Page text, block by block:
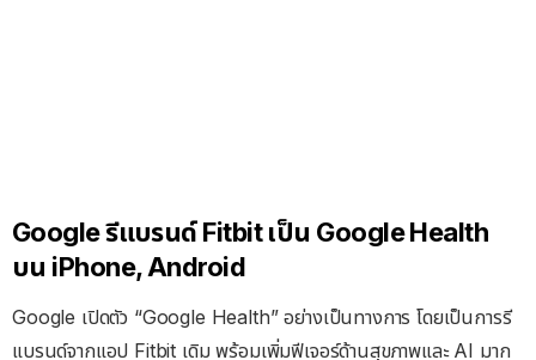
Google รีแบรนด์ Fitbit เป็น Google Health
บน iPhone, Android
Google เปิดตัว “Google Health” อย่างเป็นทางการ โดยเป็นการรี
แบรนด์จากแอป Fitbit เดิม พร้อมเพิ่มฟีเจอร์ด้านสุขภาพและ AI มาก